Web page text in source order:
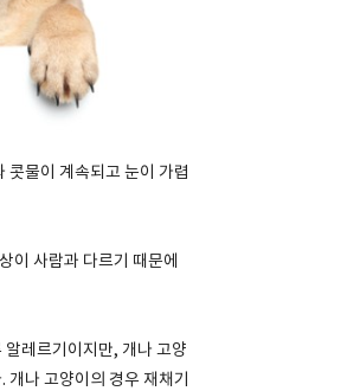
콧물이 계속되고 눈이 가렵
이 사람과 다르기 때문에
레르기이지만, 개나 고양
나 고양이의 경우 재채기